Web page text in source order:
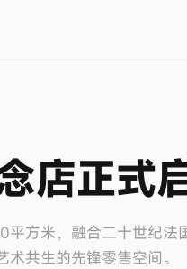
店正式
平方米，融合二十世纪法
共生的先锋零售空间。